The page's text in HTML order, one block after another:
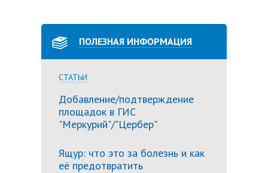
ПОЛЕЗНАЯ ИНФОРМАЦИЯ
СТАТЬИ
Добавление/подтверждение
площадок в ГИС
"Меркурий"/"Цербер"
Ящур: что это за болезнь и как
её предотвратить